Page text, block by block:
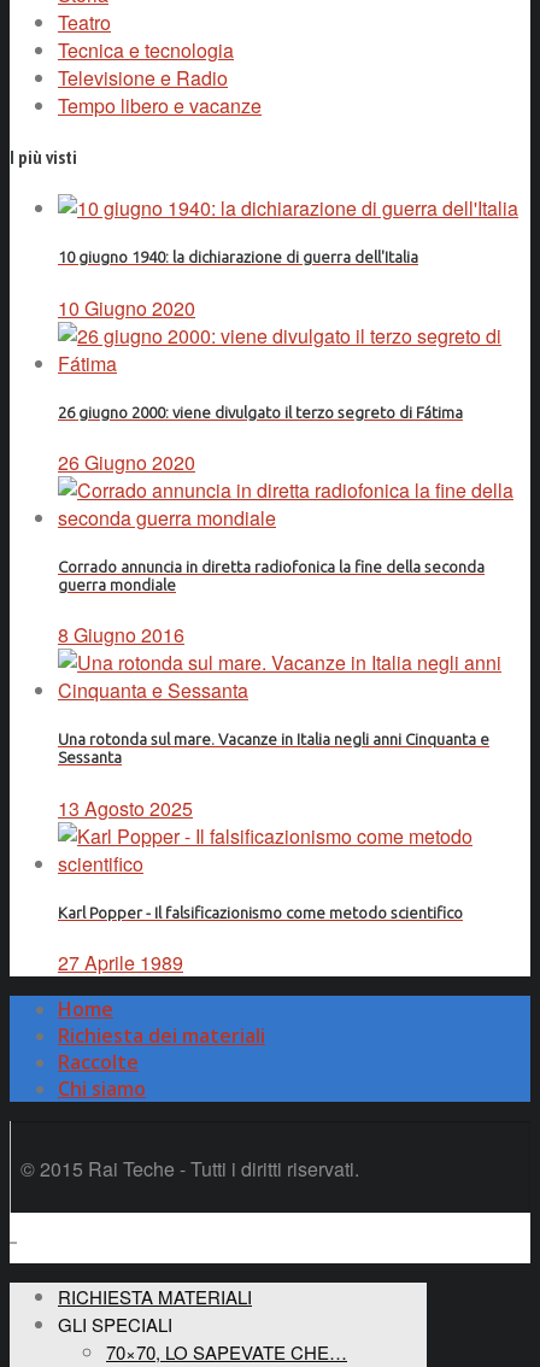
Teatro
Tecnica e tecnologia
Televisione e Radio
Tempo libero e vacanze
I più visti
10 giugno 1940: la dichiarazione di guerra dell'Italia
10 Giugno 2020
26 giugno 2000: viene divulgato il terzo segreto di Fátima
26 Giugno 2020
Corrado annuncia in diretta radiofonica la fine della seconda
guerra mondiale
8 Giugno 2016
Una rotonda sul mare. Vacanze in Italia negli anni Cinquanta e
Sessanta
13 Agosto 2025
Karl Popper - Il falsificazionismo come metodo scientifico
27 Aprile 1989
Home
Richiesta dei materiali
Raccolte
Chi siamo
© 2015 Rai Teche - Tutti i diritti riservati.
RICHIESTA MATERIALI
GLI SPECIALI
70×70, LO SAPEVATE CHE…